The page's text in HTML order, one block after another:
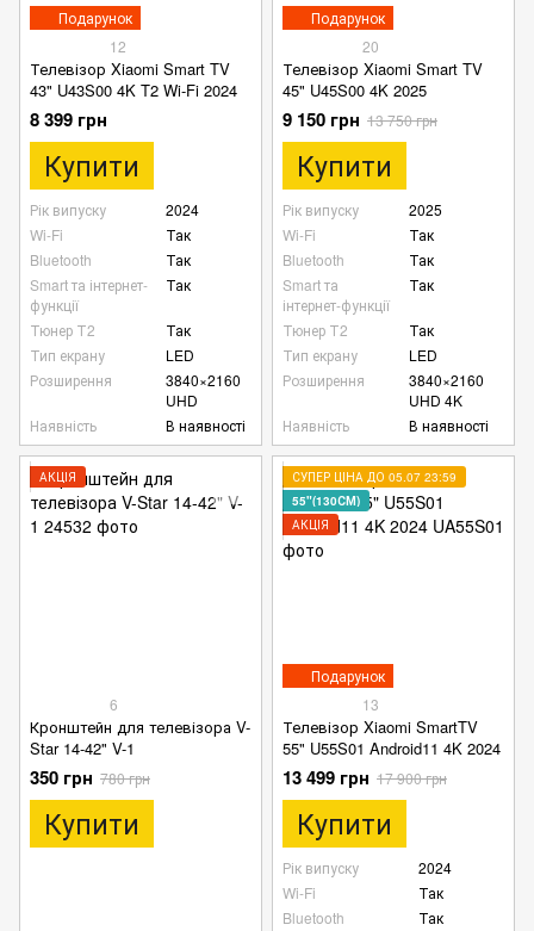
Подарунок
12
Телевізор Xiaomi Smart TV
43" U43S00 4K T2 Wi-Fi 2024
8 399 грн
Купити
Рік випуску
2024
Wi-Fi
Так
Bluetooth
Так
Smart та інтернет-
функції
Так
Тюнер Т2
Так
Тип екрану
LED
Розширення
3840×2160
UHD
Наявність
В наявності
Подарунок
20
Телевізор Xiaomi Smart TV
45" U45S00 4K 2025
9 150 грн 13 750 грн
Купити
Рік випуску
2025
Wi-Fi
Так
Bluetooth
Так
Smart та
інтернет-функції
Так
Тюнер Т2
Так
Тип екрану
LED
Розширення
3840×2160
UHD 4K
Наявність
В наявності
АКЦІЯ
6
Кронштейн для телевізора V-
Star 14-42" V-1
350 грн 780 грн
Купити
Подарунок
СУПЕР ЦІНА ДО 05.07 23:59
55"(130СМ)
АКЦІЯ
13
Телевізор Xiaomi SmartTV
55" U55S01 Android11 4K 2024
13 499 грн 17 900 грн
Купити
Рік випуску
2024
Wi-Fi
Так
Bluetooth
Так